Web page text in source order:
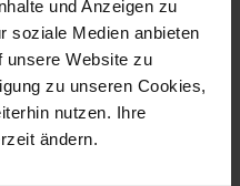
und Anzeigen zu
soziale Medien anbieten
unsere Website zu
zu unseren Cookies,
nutzen. Ihre
ändern.